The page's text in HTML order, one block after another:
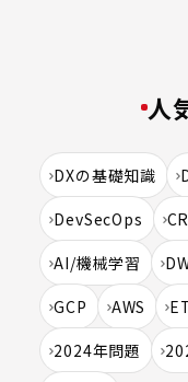
人
DXの基礎知識
DevSecOps
AI/機械学習
GCP
AWS
2024年問題